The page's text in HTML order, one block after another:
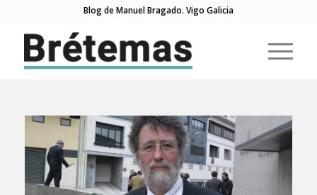
Blog de Manuel Bragado. Vigo Galicia